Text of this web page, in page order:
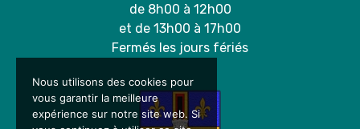
de 8h00 à 12h00
et de 13h00 à 17h00
Fermés les jours fériés
Nous utilisons des cookies pour
vous garantir la meilleure
expérience sur notre site web. Si